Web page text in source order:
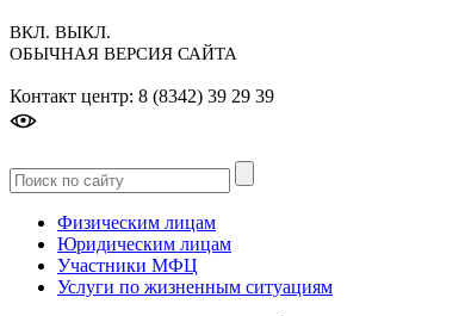
ВКЛ. ВЫКЛ.
ОБЫЧНАЯ ВЕРСИЯ САЙТА
Контакт центр: 8 (8342) 39 29 39
Физическим лицам
Юридическим лицам
Участники МФЦ
Услуги по жизненным ситуациям